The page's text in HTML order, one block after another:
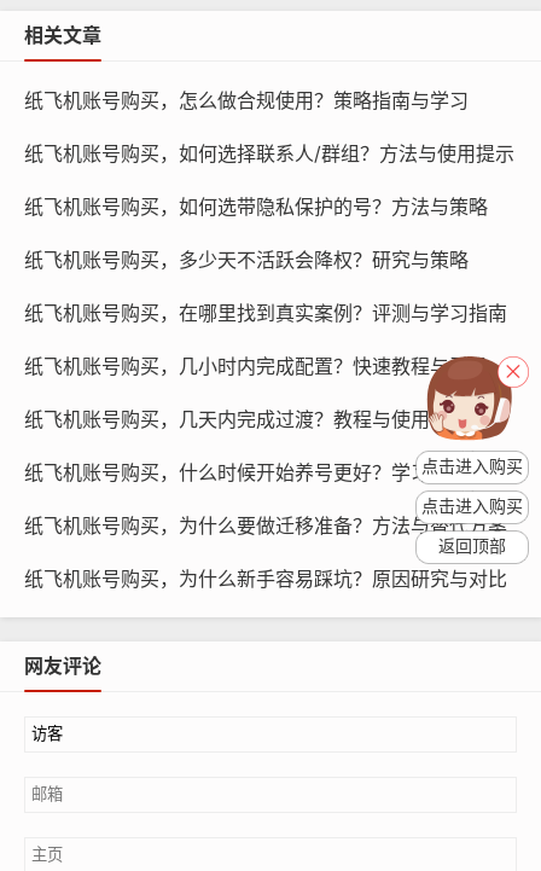
纸飞机账号购买, 在线购买tg账号, 电报聊天账号购买,wdd
择信誉良好的卖家，可以通过查看卖家的评价、交易记录
和信誉等级来判断卖家的可信度。
确认卖家承诺：在购买前，与卖家确认交付保证的具体内
够按照承诺交付账号。
仔细阅读协议：在购买过程中，仔细阅读卖家提供的协
议，了解双方的权利和义务,确保自己在购买过程中受到保
相关文章
纸飞机账号购买，怎么做合规使用？策略指南与学习
纸飞机账号购买，如何选择联系人/群组？方法与使用提示
纸飞机账号购买，如何选带隐私保护的号？方法与策略
纸飞机账号购买，多少天不活跃会降权？研究与策略
纸飞机账号购买，在哪里找到真实案例？评测与学习指南
纸飞机账号购买，几小时内完成配置？快速教程与引导
纸飞机账号购买，几天内完成过渡？教程与使用引导
纸飞机账号购买，什么时候开始养号更好？学习路线与预测
纸飞机账号购买，为什么要做迁移准备？方法与替代方案
纸飞机账号购买，为什么新手容易踩坑？原因研究与对比
网友评论
点击进入购买
点击进入购买
返回顶部